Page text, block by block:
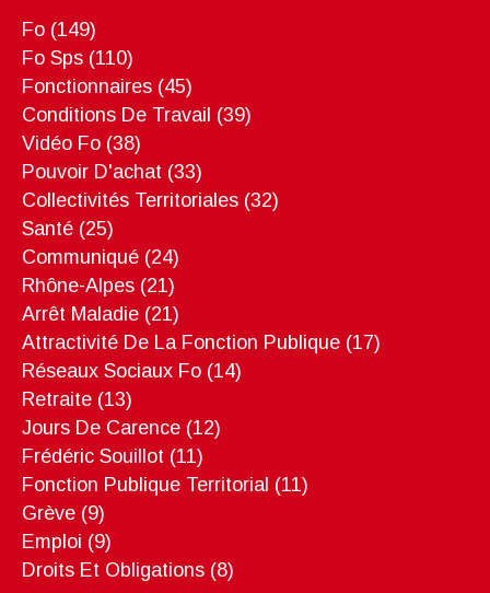
Fo (149)
Fo Sps (110)
Fonctionnaires (45)
Conditions De Travail (39)
Vidéo Fo (38)
Pouvoir D'achat (33)
Collectivités Territoriales (32)
Santé (25)
Communiqué (24)
Rhône-Alpes (21)
Arrêt Maladie (21)
Attractivité De La Fonction Publique (17)
Réseaux Sociaux Fo (14)
Retraite (13)
Jours De Carence (12)
Frédéric Souillot (11)
Fonction Publique Territorial (11)
Grève (9)
Emploi (9)
Droits Et Obligations (8)